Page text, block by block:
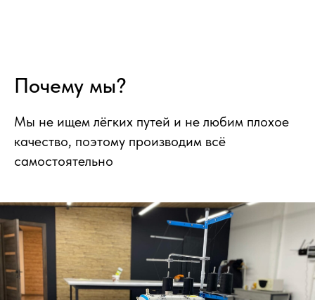
Почему мы?
Мы не ищем лёгких путей и не любим плохое
качество, поэтому производим всё
самостоятельно